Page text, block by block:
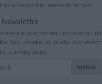
e Android e ricevi notizie push
aggiornamenti e contenuti da
tua casella di posta
Iscrivendoti
e la privacy policy
Iscriviti